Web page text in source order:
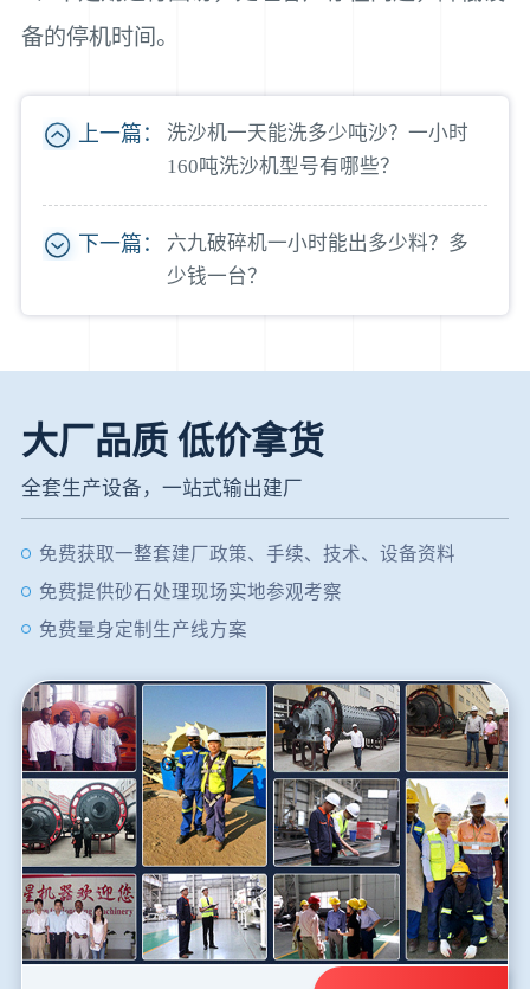
备的停机时间。
上一篇：
洗沙机一天能洗多少吨沙？一小时
160吨洗沙机型号有哪些？
下一篇：
六九破碎机一小时能出多少料？多
少钱一台？
大厂品质 低价拿货
全套生产设备，一站式输出建厂
免费获取一整套建厂政策、手续、技术、设备资料
免费提供砂石处理现场实地参观考察
免费量身定制生产线方案